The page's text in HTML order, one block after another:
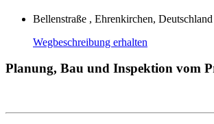
Bellenstraße , Ehrenkirchen, Deutschland
Wegbeschreibung erhalten
Planung, Bau und Inspektion vom